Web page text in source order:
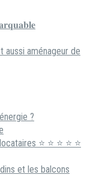
aussi aménageur de
?
⭐ ⭐ ⭐ ⭐ ⭐
et les balcons